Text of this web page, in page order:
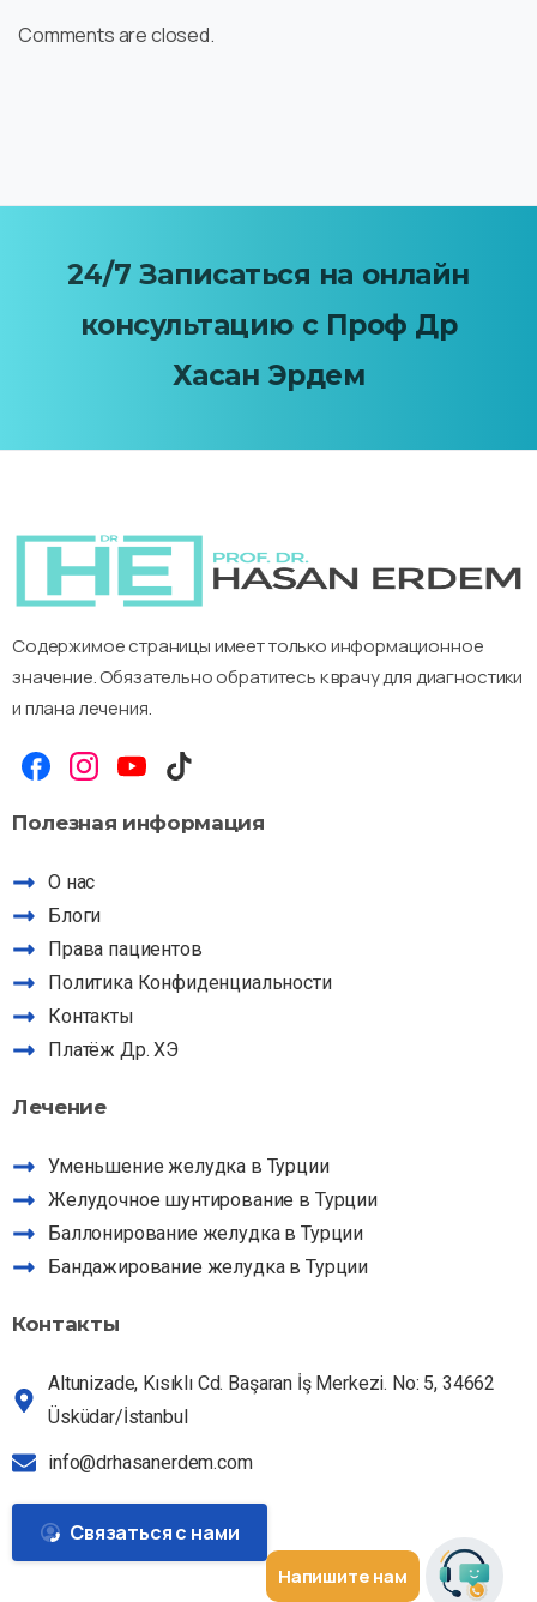
Comments are closed.
24/7 Записаться на онлайн
консультацию с Проф Др
Хасан Эрдем
Содержимое страницы имеет только информационное
значение. Обязательно обратитесь к врачу для диагностики
и плана лечения.
Полезная информация
О нас
Блоги
Права пациентов
Политика Конфиденциальности
Контакты
Платёж Др. ХЭ
Лечение
Уменьшение желудка в Турции
Желудочное шунтирование в Турции
Баллонирование желудка в Турции
Бандажирование желудка в Турции
Контакты
Altunizade, Kısıklı Cd. Başaran İş Merkezi. No: 5, 34662
Üsküdar/İstanbul
info@drhasanerdem.com
Связаться с нами
Напишите нам
Ассистент Dr HE